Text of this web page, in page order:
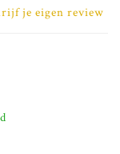
je eigen review